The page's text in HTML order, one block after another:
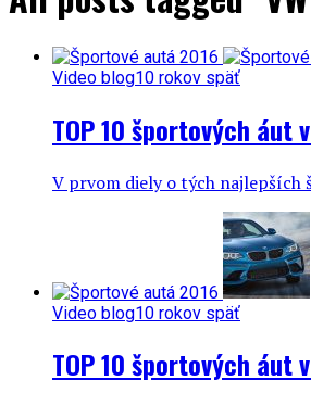
Video blog10 rokov späť
TOP 10 športových áut
V prvom diely o tých najlepších
Video blog10 rokov späť
TOP 10 športových áut